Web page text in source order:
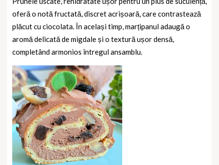
oferă o notă fructată, discret acrișoară, care contrastează
plăcut cu ciocolata. În același timp, marțipanul adaugă o
aromă delicată de migdale și o textură ușor densă,
completând armonios întregul ansamblu.